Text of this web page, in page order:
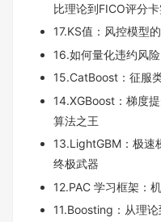
比理论到FICO评分
17.KS值：风控模型
16.如何量化违约风
15.CatBoost：征服
14.XGBoost：梯度
算法之王
13.LightGBM：极
终极武器
12.PAC 学习框架：
11.Boosting：从理